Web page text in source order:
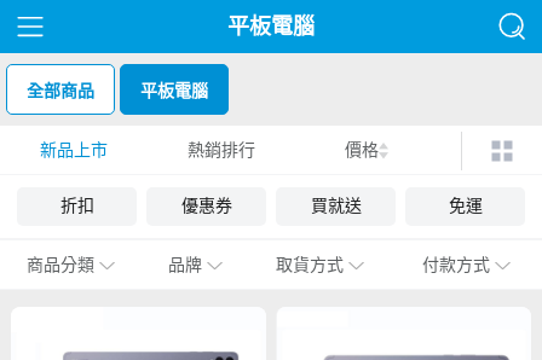
平板電腦
全部商品 平板電腦
新品上市 熱銷排行 價格
折扣 優惠券 買就送 免運
商品分類 品牌 取貨方式 付款方式